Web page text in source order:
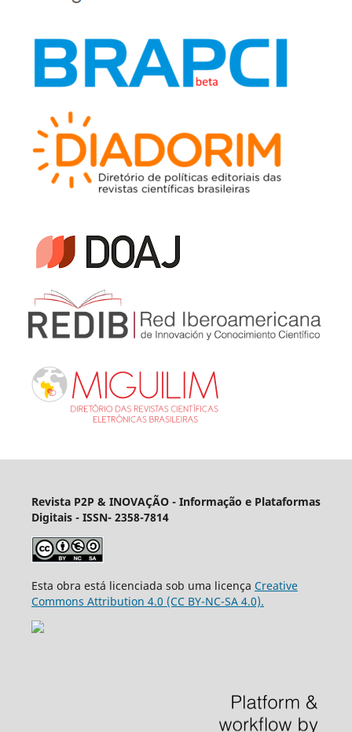
Revista P2P & INOVAÇÃO - Informação e Plataformas
Digitais - ISSN- 2358-7814
Esta obra está licenciada sob uma licença Creative
Commons Attribution 4.0 (CC BY-NC-SA 4.0).